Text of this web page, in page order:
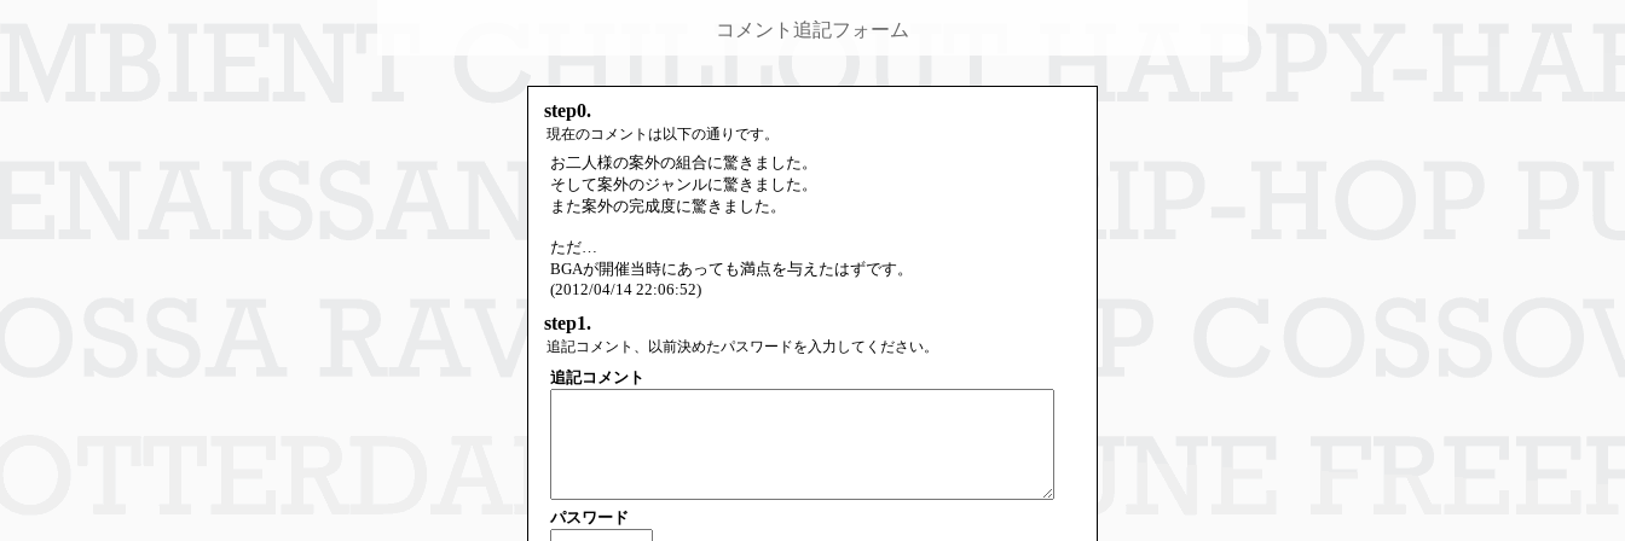
コメント追記フォーム
step0.
現在のコメントは以下の通りです。
お二人様の案外の組合に驚きました。
そして案外のジャンルに驚きました。
また案外の完成度に驚きました。
ただ…
BGAが開催当時にあっても満点を与えたはずです。
(2012/04/14 22:06:52)
step1.
追記コメント、以前決めたパスワードを入力してください。
追記コメント
パスワード